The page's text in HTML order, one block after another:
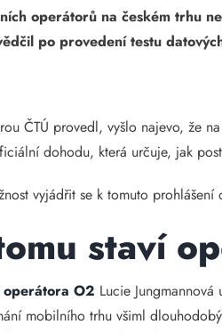
operátorů na českém trhu
po provedení testu
ČTÚ provedl, vyšlo najevo, že
dohodu, která určuje, jak
vyjádřit se k tomuto prohlášení
staví
operátora O2 Lucie
mobilního trhu všiml